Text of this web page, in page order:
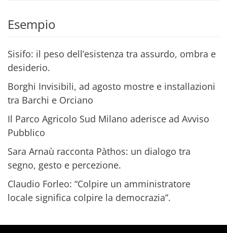
Esempio
Sisifo: il peso dell’esistenza tra assurdo, ombra e
desiderio.
Borghi Invisibili, ad agosto mostre e installazioni
tra Barchi e Orciano
Il Parco Agricolo Sud Milano aderisce ad Avviso
Pubblico
Sara Arnaù racconta Pàthos: un dialogo tra
segno, gesto e percezione.
Claudio Forleo: “Colpire un amministratore
locale significa colpire la democrazia”.